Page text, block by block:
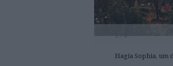
1 / 4
Hagia Sophia, um